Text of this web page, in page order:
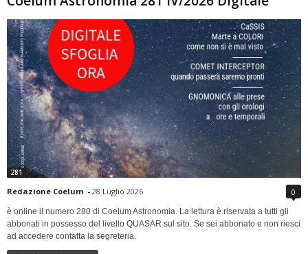
281
Redazione Coelum - 28 Luglio 2026 0
è online il numero 280 di Coelum Astronomia. La lettura è riservata a tutti gli
abbonati in possesso del livello QUASAR sul sito. Se sei abbonato e non riesci
ad accedere contatta la segreteria.